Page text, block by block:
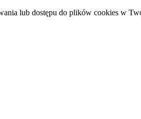
lub dostępu do plików cookies w